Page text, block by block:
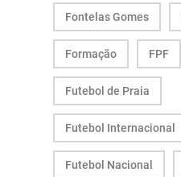
Fontelas Gomes
Formação FPF
Futebol de Praia
Futebol Internacional
Futebol Nacional